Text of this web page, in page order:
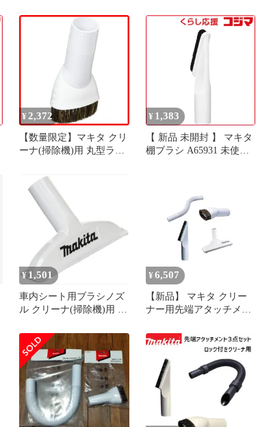
¥ 2,372
【数量限定】マキタ クリ
ーナ(掃除機)用 丸型ラウ
¥ 1,383
【 新品 未開封 】 マキタ
棚ブラシ A65931 未使用
¥ 1,501
車内シート用ブラシノズ
ル クリーナ(掃除機)用 白
¥ 6,507
【新品】 マキタ クリー
ナー用先端アタッチメン
色) セット ラウンドブラ
シ A-65947 + 棚ブラシ A-
65931 + フレキシブルホ
ース A-65925 + じゅうた
んノズルDX A-59950 0